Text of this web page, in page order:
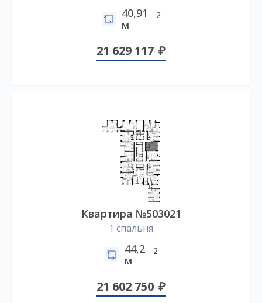
40,91
м
2
21 629 117
Квартира №503021
1 спальня
44,2
м
2
21 602 750